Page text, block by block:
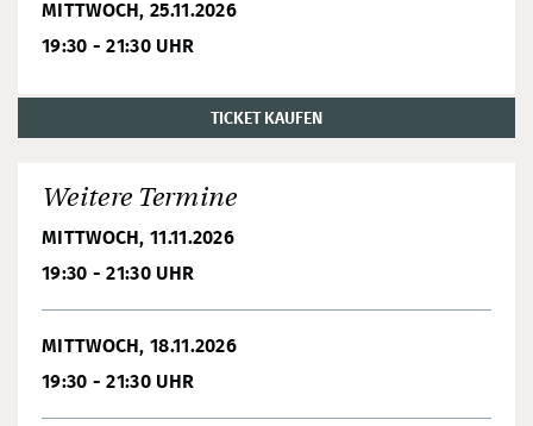
MITTWOCH, 25.11.2026
19:30 - 21:30 UHR
TICKET KAUFEN
Weitere Termine
MITTWOCH, 11.11.2026
19:30 - 21:30 UHR
MITTWOCH, 18.11.2026
19:30 - 21:30 UHR